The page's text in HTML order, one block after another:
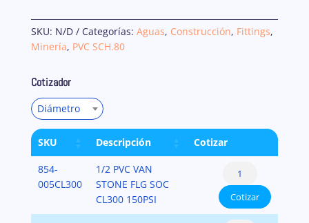
SKU: N/D Categorías: Aguas, Construcción, Fittings,
Minería, PVC SCH.80
Cotizador
Diámetro
SKU Descripción Cotizar
854-
005CL300
1/2 PVC VAN
STONE FLG SOC
CL300 150PSI
Pipe
Flange:
Flange
Van
Cotizar